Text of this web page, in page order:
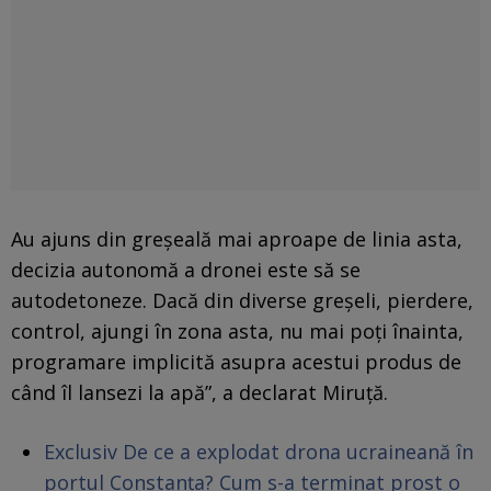
Au ajuns din greșeală mai aproape de linia asta,
decizia autonomă a dronei este să se
autodetoneze. Dacă din diverse greșeli, pierdere,
control, ajungi în zona asta, nu mai poți înainta,
programare implicită asupra acestui produs de
când îl lansezi la apă”, a declarat Miruță.
Exclusiv De ce a explodat drona ucraineană în
portul Constanța? Cum s-a terminat prost o